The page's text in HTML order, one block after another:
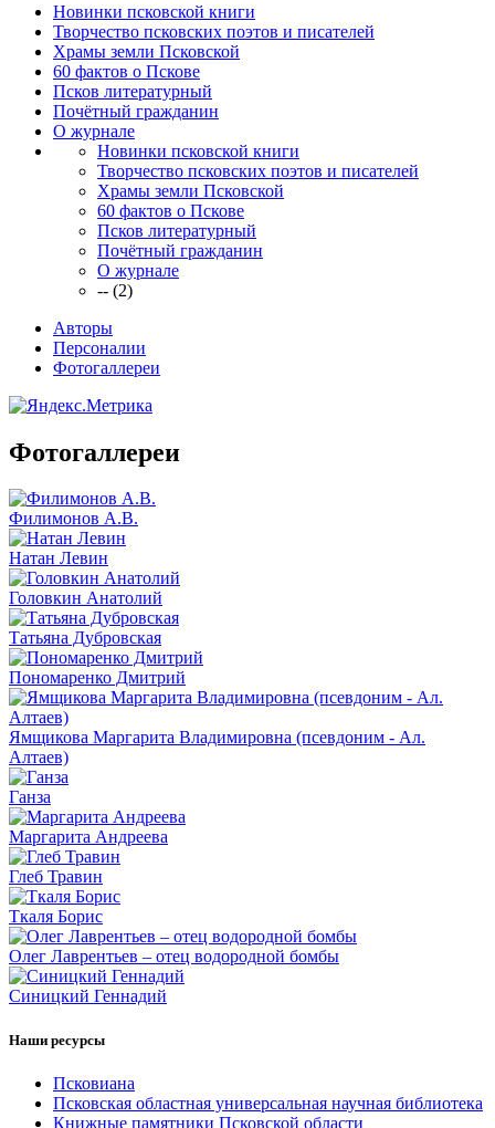
Новинки псковской книги
Творчество псковских поэтов и писателей
Храмы земли Псковской
60 фактов о Пскове
Псков литературный
Почётный гражданин
О журнале
Новинки псковской книги
Творчество псковских поэтов и писателей
Храмы земли Псковской
60 фактов о Пскове
Псков литературный
Почётный гражданин
О журнале
-- (2)
Авторы
Персоналии
Фотогаллереи
Фотогаллереи
Филимонов А.В.
Натан Левин
Головкин Анатолий
Татьяна Дубровская
Пономаренко Дмитрий
Ямщикова Маргарита Владимировна (псевдоним - Ал.
Алтаев)
Ганза
Маргарита Андреева
Глеб Травин
Ткаля Борис
Олег Лаврентьев – отец водородной бомбы
Синицкий Геннадий
Наши ресурсы
Псковиана
Псковская областная универсальная научная библиотека
Книжные памятники Псковской области